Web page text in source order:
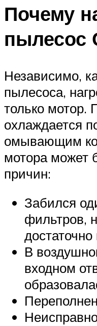
Почему
пылесос
Независимо,
пылесоса,
только мотор.
охлаждается
омывающим
мотора может
причин:
Забился
фильтров,
достаточно
В
входном